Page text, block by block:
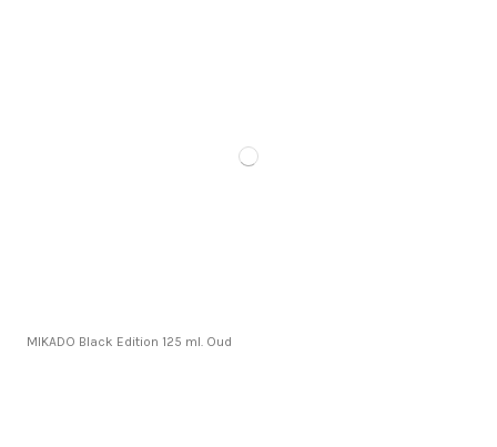
MIKADO Black Edition 125 ml. Oud